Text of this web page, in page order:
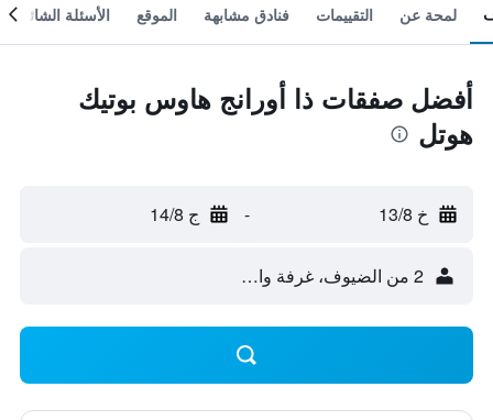
لمحة عن التقييمات فنادق مشابهة الموقع الأسئلة الشائعة
أفضل صفقات ذا أورانج هاوس بوتيك
هوتل
خ 13/8 - ج 14/8
2 من الضيوف، غرفة واحدة